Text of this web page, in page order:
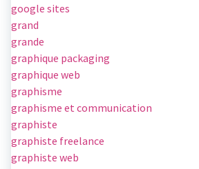
google sites
grand
grande
graphique packaging
graphique web
graphisme
graphisme et communication
graphiste
graphiste freelance
graphiste web